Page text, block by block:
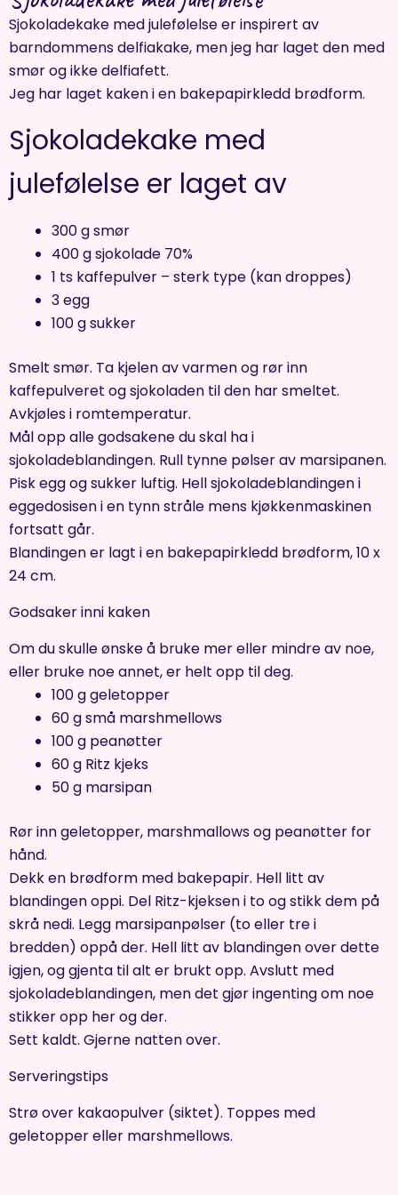
Sjokoladekake med julefølelse er inspirert av
barndommens delfiakake, men jeg har laget den med
smør og ikke delfiafett.
Jeg har laget kaken i en bakepapirkledd brødform.
Sjokoladekake med
julefølelse er laget av
300 g smør
400 g sjokolade 70%
1 ts kaffepulver – sterk type (kan droppes)
3 egg
100 g sukker
Smelt smør. Ta kjelen av varmen og rør inn
kaffepulveret og sjokoladen til den har smeltet.
Avkjøles i romtemperatur.
Mål opp alle godsakene du skal ha i
sjokoladeblandingen. Rull tynne pølser av marsipanen.
Pisk egg og sukker luftig. Hell sjokoladeblandingen i
eggedosisen i en tynn stråle mens kjøkkenmaskinen
fortsatt går.
Blandingen er lagt i en bakepapirkledd brødform, 10 x
24 cm.
Godsaker inni kaken
Om du skulle ønske å bruke mer eller mindre av noe,
eller bruke noe annet, er helt opp til deg.
100 g geletopper
60 g små marshmellows
100 g peanøtter
60 g Ritz kjeks
50 g marsipan
Rør inn geletopper, marshmallows og peanøtter for
hånd.
Dekk en brødform med bakepapir. Hell litt av
blandingen oppi. Del Ritz-kjeksen i to og stikk dem på
skrå nedi. Legg marsipanpølser (to eller tre i
bredden) oppå der. Hell litt av blandingen over dette
igjen, og gjenta til alt er brukt opp. Avslutt med
sjokoladeblandingen, men det gjør ingenting om noe
stikker opp her og der.
Sett kaldt. Gjerne natten over.
Serveringstips
Strø over kakaopulver (siktet). Toppes med
geletopper eller marshmellows.